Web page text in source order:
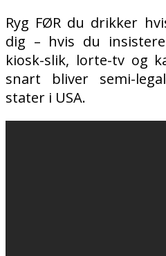
Ryg FØR du drikker
dig – hvis du
kiosk-slik, lorte-tv og
snart bliver semi-
stater i USA.